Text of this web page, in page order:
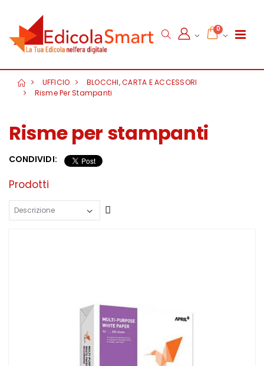
0
UFFICIO
BLOCCHI, CARTA E ACCESSORI
Risme Per Stampanti
Risme per stampanti
CONDIVIDI:
Prodotti